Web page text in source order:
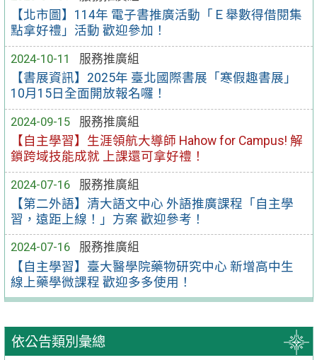
【北市圖】114年 電子書推廣活動「Ｅ舉數得借閱集
點拿好禮」活動 歡迎參加！
2024-10-11
服務推廣組
【書展資訊】2025年 臺北國際書展「寒假趣書展」
10月15日全面開放報名囉！
2024-09-15
服務推廣組
【自主學習】生涯領航大導師 Hahow for Campus! 解
鎖跨域技能成就 上課還可拿好禮！
2024-07-16
服務推廣組
【第二外語】清大語文中心 外語推廣課程「自主學
習，遠距上線！」方案 歡迎參考！
2024-07-16
服務推廣組
【自主學習】臺大醫學院藥物研究中心 新增高中生
線上藥學微課程 歡迎多多使用！
依公告類別彙總